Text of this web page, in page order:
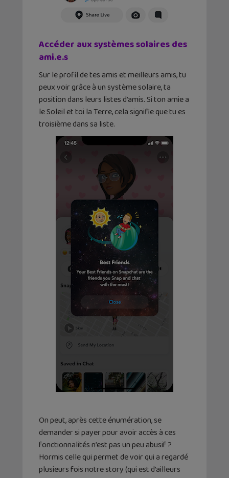
Accéder aux systèmes solaires des
ami.e.s
Sur le profil de tes amis et meilleurs amis, tu
peux voir grâce à un système solaire, ta
position dans leurs listes d’amis. Si ton amie a
le Soleil et toi la Terre, cela signifie que tu es
troisième dans sa liste.
On peut, après cette énumération, se
demander si payer pour avoir accès à ces
fonctionnalités n’est pas un peu abusif ?
Hormis celle qui permet de voir qui a regardé
plusieurs fois notre story (qui est d’ailleurs